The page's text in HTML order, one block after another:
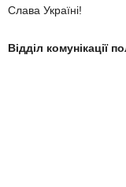
Слава Україні!
Відділ комунікації